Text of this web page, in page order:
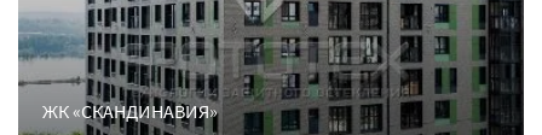
ЖК «СКАНДИНАВИЯ»